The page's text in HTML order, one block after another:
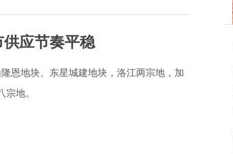
应节奏平稳
恩地块、东星城建地块，洛江两宗地，加
地。